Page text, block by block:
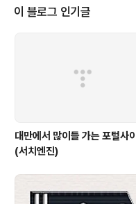
합창원시가 되면서 다양한 볼거리와
었다고 하니 꼭 추천합니다. 진해구
로터리 등 옛 진해지역의 벚꽃 명
히 교육단지 창원여고부터 창원기
말 괜찮습니다)와 신마산지역 산복
지역의 벚꽃거리에서 감상 할 수
이 블로그 인기글
대만에서 많이들 가는 포털사
(서치엔진)